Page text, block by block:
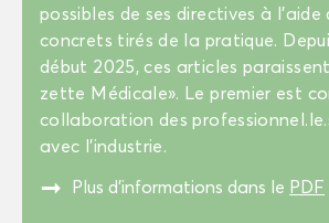
pos­sibles de ses di­rec­tives à l’aide
concrets tirés de la pra­tique.
début 2025, ces ar­ticles
zette Mé­di­cale». Le pre­mier est
col­la­bo­ra­tion des
avec l’in­dus­trie.
" Plus d’in­for­ma­tions dans le PDF